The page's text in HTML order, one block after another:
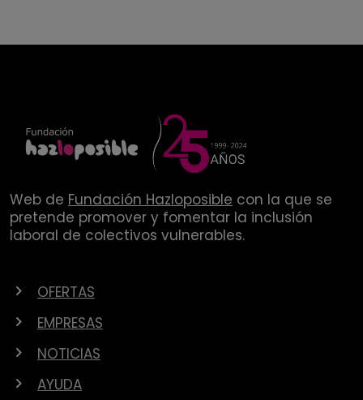
Web de Fundación Hazloposible con la que se
pretende promover y fomentar la inclusión
laboral de colectivos vulnerables.
OFERTAS
EMPRESAS
NOTICIAS
AYUDA